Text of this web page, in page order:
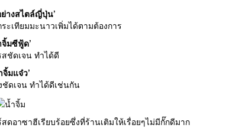
ย่างสไตล์ญี่ปุ่น’
ะเทียมมะนาวเพิ่มได้ตามต้องการ
จิ้มซีฟู้ด’
ชัดเจน ทำได้ดี
จิ้มแจ๋ว’
ชัดเจน ทำได้ดีเช่นกัน
อาซาฮีเรียบร้อยซึ่งที่ร้านเติมให้เรื่อยๆไม่มีกั๊กดีมาก